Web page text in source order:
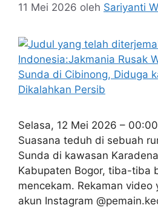
11 Mei 2026 oleh Sariyanti
Selasa, 12 Mei 2026 –
Suasana teduh di sebuah
Sunda di kawasan
Kabupaten Bogor, tiba-tiba
mencekam. Rekaman video
akun Instagram